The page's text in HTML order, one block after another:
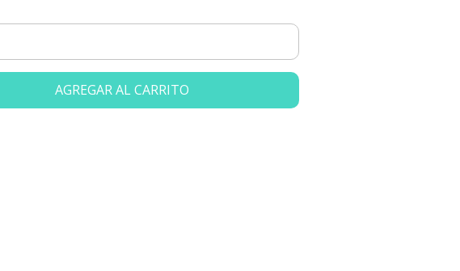
AGREGAR AL CARRITO